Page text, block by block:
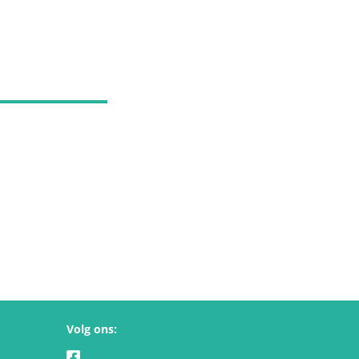
Volg ons: